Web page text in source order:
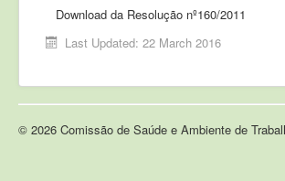
Download da Resolução nº160/2011
Last Updated: 22 March 2016
© 2026 Comissão de Saúde e Ambiente de